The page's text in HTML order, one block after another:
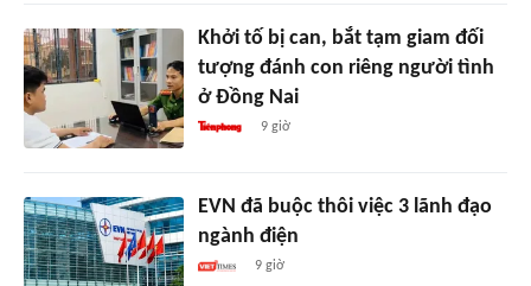
Khởi tố bị can, bắt tạm giam đối
tượng đánh con riêng người tình
ở Đồng Nai
9 giờ
EVN đã buộc thôi việc 3 lãnh đạo
ngành điện
9 giờ